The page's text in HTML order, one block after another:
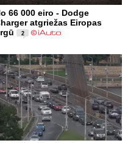
66 000 eiro - Dodge
atgriežas Eiropas
2